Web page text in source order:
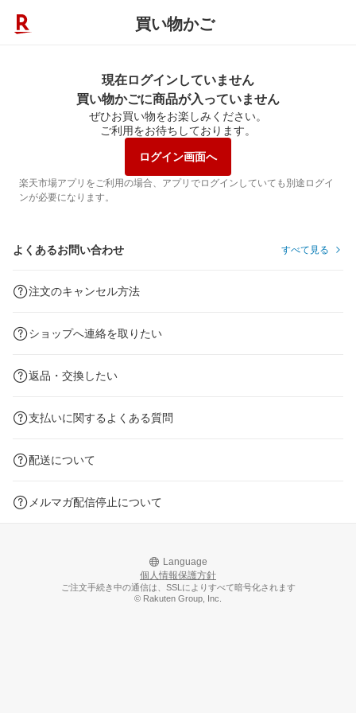
買い物かご
現在ログインしていません
買い物かごに商品が入っていません
ぜひお買い物をお楽しみください。
ご利用をお待ちしております。
ログイン画面へ
楽天市場アプリをご利用の場合、アプリでログインしていても別途ログイ
ンが必要になります。
よくあるお問い合わせ すべて見る
注文のキャンセル方法
ショップへ連絡を取りたい
返品・交換したい
支払いに関するよくある質問
配送について
メルマガ配信停止について
Language
個人情報保護方針
ご注文手続き中の通信は、SSLによりすべて暗号化されます
© Rakuten Group, Inc.